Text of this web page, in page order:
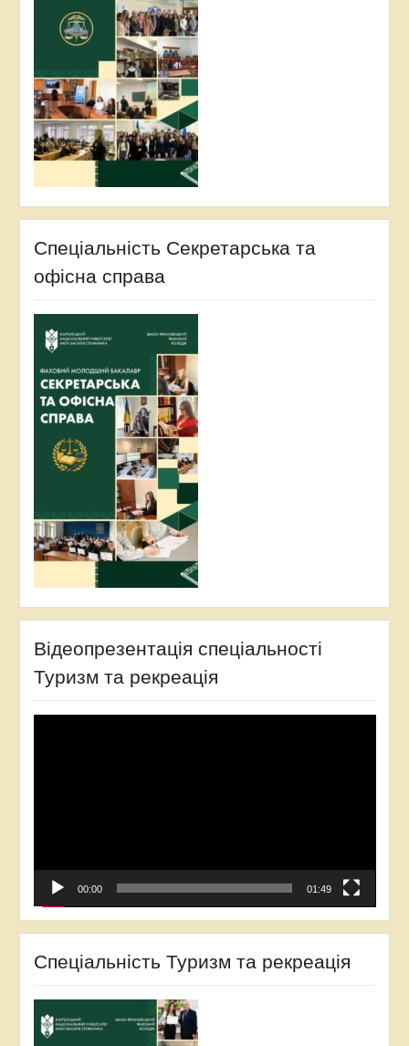
Спеціальність Секретарська та
офісна справа
Відеопрезентація спеціальності
Туризм та рекреація
00:00 01:49
Спеціальність Туризм та рекреація